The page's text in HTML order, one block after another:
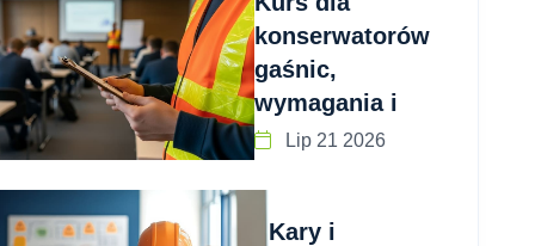
konserwatorów
gaśnic,
wymagania i
Lip 21 2026
Kary i